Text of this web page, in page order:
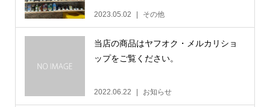
2023.05.02 その他
当店の商品はヤフオク・メルカリショ
ップをご覧ください。
2022.06.22 お知らせ